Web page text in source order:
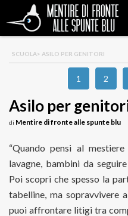
SCUOLA> ASILO PER GENITORI
1 2
Asilo per
di Mentire di fronte alle spunte blu
“Quando pensi al
lavagne, bambini da
Poi scopri che spesso la
tabelline, ma sopravvivere
puoi affrontare litigi tra